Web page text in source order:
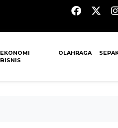
EKONOMI
BISNIS
OLAHRAGA